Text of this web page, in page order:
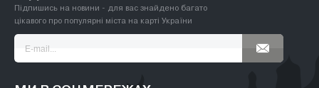
Підпишись на новини - для вас знайдено багато
цікавого про популярні міста на карті України